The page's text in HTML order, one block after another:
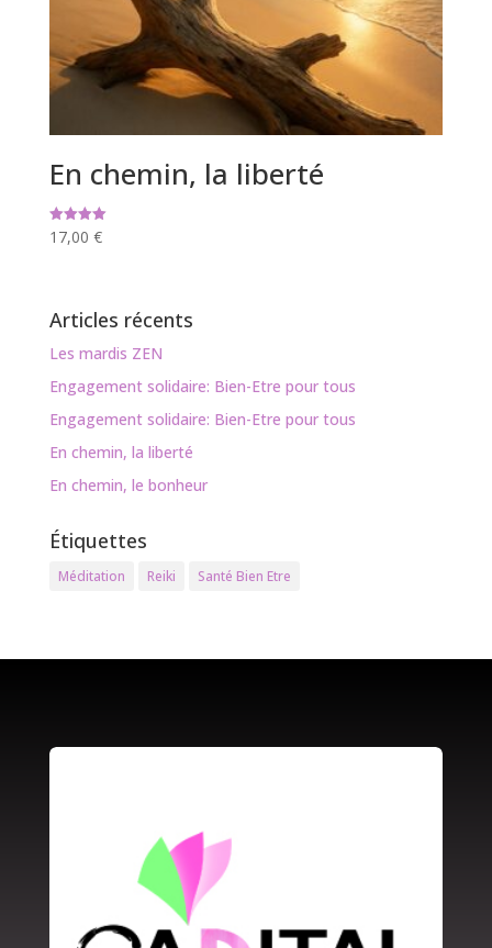
En chemin, la liberté
Note
5.00
17,00 €
Articles récents
Les mardis ZEN
Engagement solidaire: Bien-Etre pour tous
Engagement solidaire: Bien-Etre pour tous
En chemin, la liberté
En chemin, le bonheur
Étiquettes
Méditation Reiki Santé Bien Etre